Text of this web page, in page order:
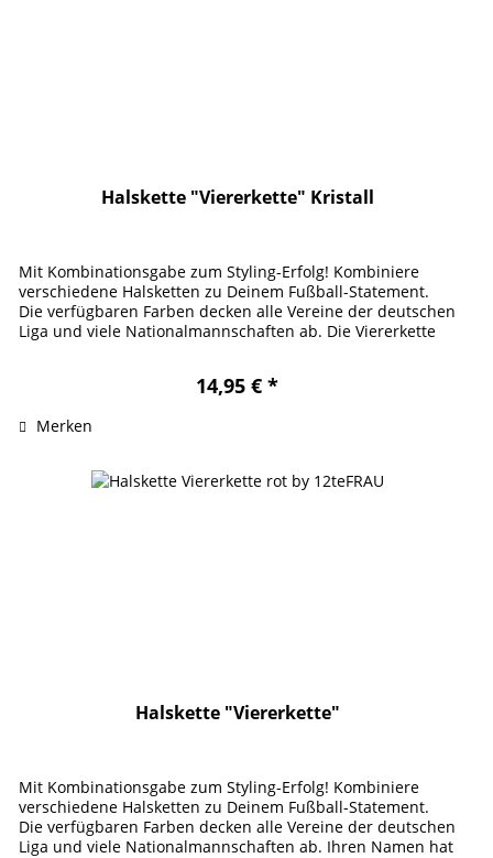
Halskette "Viererkette" Kristall
Mit Kombinationsgabe zum Styling-Erfolg! Kombiniere
verschiedene Halsketten zu Deinem Fußball-Statement.
Die verfügbaren Farben decken alle Vereine der deutschen
Liga und viele Nationalmannschaften ab. Die Viererkette
14,95 € *
Merken
Halskette "Viererkette"
Mit Kombinationsgabe zum Styling-Erfolg! Kombiniere
verschiedene Halsketten zu Deinem Fußball-Statement.
Die verfügbaren Farben decken alle Vereine der deutschen
Liga und viele Nationalmannschaften ab. Ihren Namen hat